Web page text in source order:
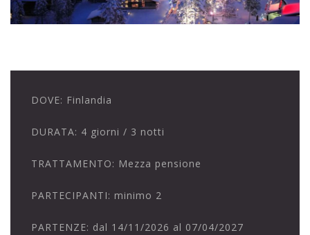
DOVE: Finlandia
DURATA: 4 giorni / 3 notti
TRATTAMENTO: Mezza pensione
PARTECIPANTI: minimo 2
PARTENZE: dal 14/11/2026 al 07/04/2027